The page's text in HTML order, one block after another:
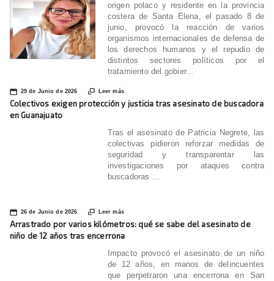
origen polaco y residente en la provincia
costera de Santa Elena, el pasado 8 de
junio, provocó la reacción de varios
organismos internacionales de defensa de
los derechos humanos y el repudio de
distintos sectores políticos por el
tratamiento del gobier...
📅 29 de Junio de 2026  Leer más
Colectivos exigen protección y justicia tras asesinato de buscadora
en Guanajuato
Tras el asesinato de Patricia Negrete, las
colectivas pidieron reforzar medidas de
seguridad y transparentar las
investigaciones por ataques contra
buscadoras ...
📅 26 de Junio de 2026  Leer más
Arrastrado por varios kilómetros: qué se sabe del asesinato de
niño de 12 años tras encerrona
Impacto provocó el asesinato de un niño
de 12 años, en manos de delincuentes
que perpetraron una encerrona en San